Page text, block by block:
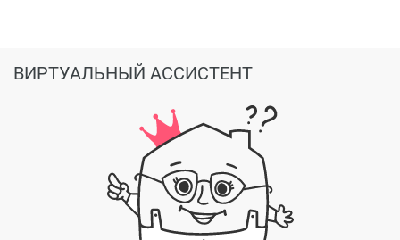
ВИРТУАЛЬНЫЙ АССИСТЕНТ